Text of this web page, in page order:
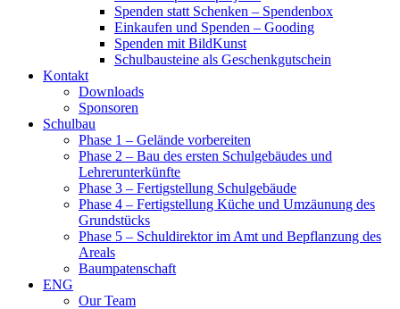
Spenden statt Schenken – Spendenbox
Einkaufen und Spenden – Gooding
Spenden mit BildKunst
Schulbausteine als Geschenkgutschein
Kontakt
Downloads
Sponsoren
Schulbau
Phase 1 – Gelände vorbereiten
Phase 2 – Bau des ersten Schulgebäudes und
Lehrerunterkünfte
Phase 3 – Fertigstellung Schulgebäude
Phase 4 – Fertigstellung Küche und Umzäunung des
Grundstücks
Phase 5 – Schuldirektor im Amt und Bepflanzung des
Areals
Baumpatenschaft
ENG
Our Team